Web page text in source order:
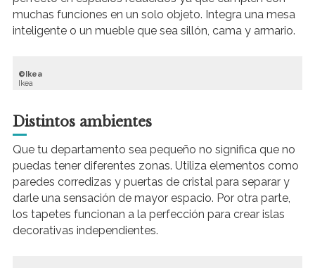
muchas funciones en un solo objeto. Integra una mesa
inteligente o un mueble que sea sillón, cama y armario.
Ikea
Ikea
Distintos ambientes
Que tu departamento sea pequeño no significa que no
puedas tener diferentes zonas. Utiliza elementos como
paredes corredizas y puertas de cristal para separar y
darle una sensación de mayor espacio. Por otra parte,
los tapetes funcionan a la perfección para crear islas
decorativas independientes.